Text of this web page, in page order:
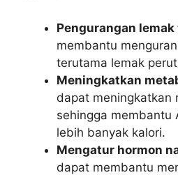
Pengurangan
membantu
terutama lemak
Meningkatkan
dapat meningkatkan
sehingga membantu
lebih banyak kalori.
Mengatur hormon
dapat membantu